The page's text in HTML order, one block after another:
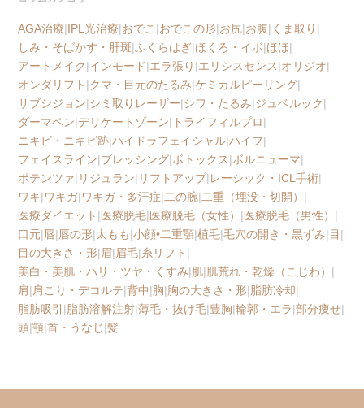
AGA治療|IPL光治療|おでこ |おでこの形|お尻|お腹| くま取り |
しみ・そばかす・肝斑|ふくらはぎ|ほくろ・イボ|ほほ|
アートメイク|インモード|エラ張り |エリシスセンス|オリジオ|
オンダリフト |クマ・目元のたるみ|ケミカルピーリング|
サブシジョン|シミ取りレーザー|シワ・たるみ|ジュベルック|
ダーマペン|デリケートゾーン| トライフィルプロ|
ニキビ・ニキビ跡|ハイドラフェイシャル|ハイフ|
フェイスライン|ブレッシング|ボトックス|ボルニューマ|
ポテンツァ| リジュラン| リフトアップ|レーシック・ICL手術|
ワキ|ワキガ|ワキガ・多汗症|二の腕|二重（埋没・切開） |
医療ダイエット |医療脱毛|医療脱毛（女性） |医療脱毛（男性） |
口元|唇|唇の形|太もも|小顔•二重顎|植毛|毛穴の開き・黒ずみ|目 |
目の大きさ・形|眉|眉毛|糸リフト |
美白・美肌・ハリ・ツヤ・くすみ|肌|肌荒れ・乾燥（こじわ） |
肩|肩こり・デコルテ|背中|胸|胸の大きさ・形|脂肪冷却|
脂肪吸引 |脂肪溶解注射|薄毛・抜け毛|豊胸|輪郭・エラ|部分痩せ|
頭|顎|首・うなじ|髪